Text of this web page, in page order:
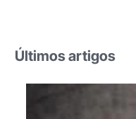
Últimos artigos